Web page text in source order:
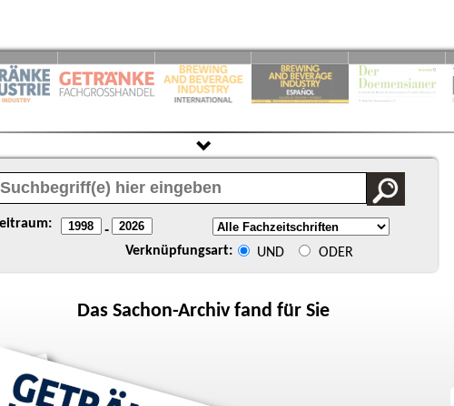
-
Verknüpfungsart: UND ODER
Das Sachon-Archiv fand für Sie